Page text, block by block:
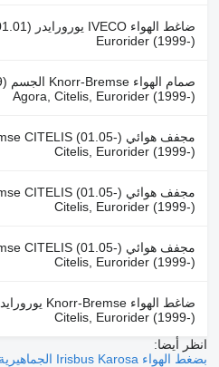
Eurorider (1999-)
Agora, Citelis, Eurorider (1999-)
Citelis, Eurorider (1999-)
Citelis, Eurorider (1999-)
Citelis, Eurorider (1999-)
Citelis, Eurorider (1999-)
انظر أيضا:
بضغط الهواء Irisbus Karosa الجماهيرية العربية الليبية الشعبية الاشتراكية لـ الباصات